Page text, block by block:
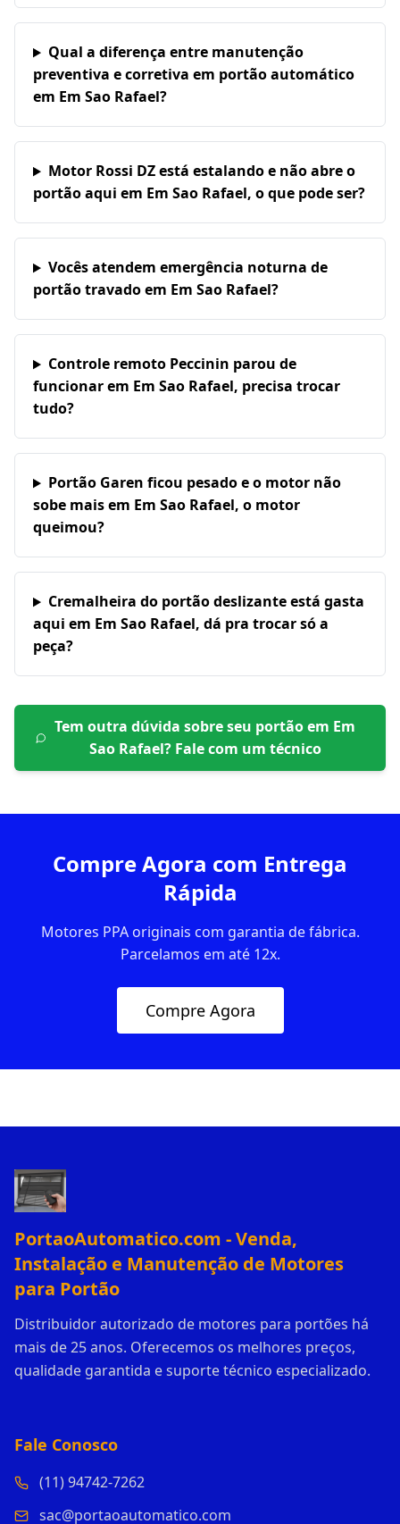
Qual a diferença entre manutenção
preventiva e corretiva em portão automático
em Em Sao Rafael?
Motor Rossi DZ está estalando e não abre o
portão aqui em Em Sao Rafael, o que pode ser?
Vocês atendem emergência noturna de
portão travado em Em Sao Rafael?
Controle remoto Peccinin parou de
funcionar em Em Sao Rafael, precisa trocar
tudo?
Portão Garen ficou pesado e o motor não
sobe mais em Em Sao Rafael, o motor
queimou?
Cremalheira do portão deslizante está gasta
aqui em Em Sao Rafael, dá pra trocar só a
peça?
Tem outra dúvida sobre seu portão em Em
Sao Rafael? Fale com um técnico
Compre Agora com Entrega
Rápida
Motores PPA originais com garantia de fábrica.
Parcelamos em até 12x.
Compre Agora
PortaoAutomatico.com - Venda,
Instalação e Manutenção de Motores
para Portão
Distribuidor autorizado de motores para portões há
mais de 25 anos. Oferecemos os melhores preços,
qualidade garantida e suporte técnico especializado.
Fale Conosco
(11) 94742-7262
sac@portaoautomatico.com